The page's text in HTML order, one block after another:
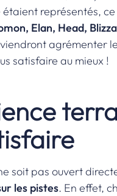
représentés,
Elan, Head,
agrémenter
satisfaire au mieux !
soit pas ouvert
les pistes. En effet,